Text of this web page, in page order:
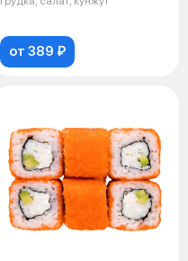
от 389 ₽